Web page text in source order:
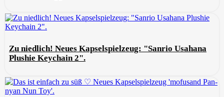
Zu niedlich! Neues Kapselspielzeug: "Sanrio Usahana
Plushie Keychain 2".